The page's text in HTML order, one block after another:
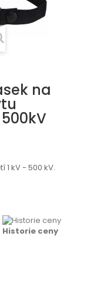
na
kV - 500 kV.
Historie ceny